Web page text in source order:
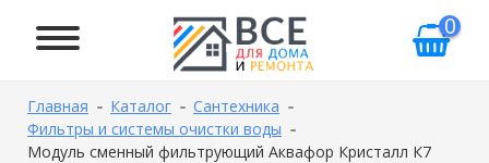
0
Главная Каталог
Сантехника
Фильтры и системы очистки воды
Модуль сменный фильтрующий Аквафор Кристалл К7